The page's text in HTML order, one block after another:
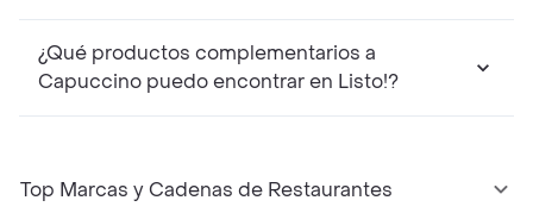
¿Qué productos complementarios a
Capuccino puedo encontrar en Listo!?
Top Marcas y Cadenas de Restaurantes